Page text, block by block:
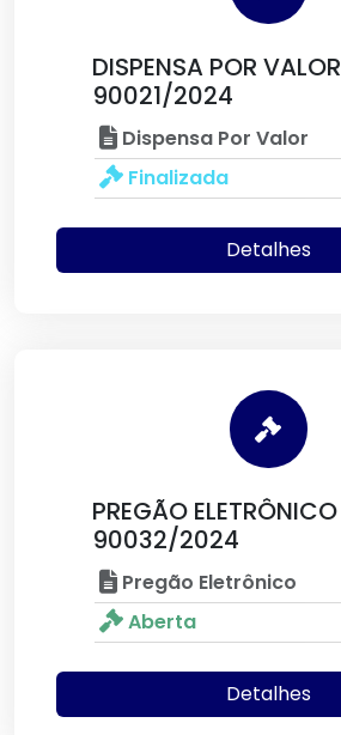
DISPENSA POR VALOR
90021/2024
Dispensa Por Valor
Finalizada
Detalhes
PREGÃO ELETRÔNICO
90032/2024
Pregão Eletrônico
Aberta
Detalhes